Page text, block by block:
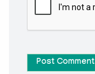
Post Comment